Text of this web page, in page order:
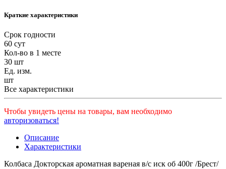
Краткие характеристики
Срок годности
60 сут
Кол-во в 1 месте
30 шт
Ед. изм.
шт
Все характеристики
Чтобы увидеть цены на товары, вам необходимо
авторизоваться!
Описание
Характеристики
Колбаса Докторская ароматная вареная в/с иск об 400г /Брест/